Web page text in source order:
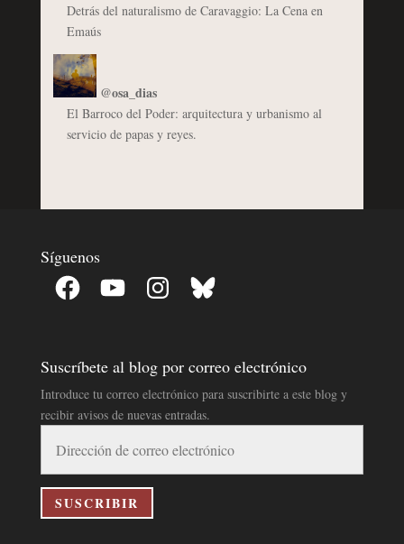
Detrás del naturalismo de Caravaggio: La Cena en
Emaús
@osa_dias
El Barroco del Poder: arquitectura y urbanismo al
servicio de papas y reyes.
Síguenos
Facebook YouTube InstagramBluesky
Suscríbete al blog por correo electrónico
Introduce tu correo electrónico para suscribirte a este blog y
recibir avisos de nuevas entradas.
correo
electrónico
SUSCRIBIR